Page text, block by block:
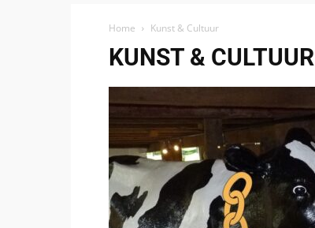
Home Kunst & Cultuur
KUNST & CULTUUR